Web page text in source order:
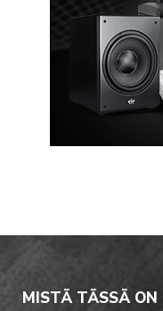
MISTÄ TÄSSÄ ON